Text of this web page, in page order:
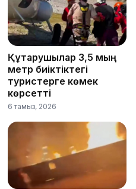
Құтқарушылар 3,5 мың
метр биіктіктегі
туристерге көмек
көрсетті
6 тамыз, 2026